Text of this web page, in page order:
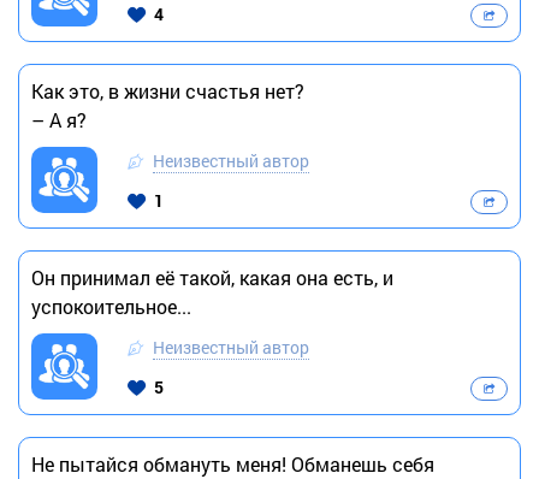
4
Как это, в жизни счастья нет?
– А я?
Неизвестный автор
1
Он принимал её такой, какая она есть, и
успокоительное...
Неизвестный автор
5
Не пытайся обмануть меня! Обманешь себя